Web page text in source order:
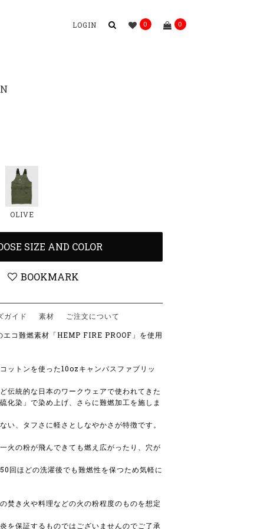
LOGIN 0 0
OLIVE
SIZE AND COLOR
BOOKMARK
ガイド 素材
ご注文について
エコ難燃素材「HEMP FIRE PROOF」を使用
ットンを使った10ozキャンバスファブリッ
伝統的な日本のワークウェアで使われてきた
化染」で染め上げ、さらに難燃加工を施しま
い、タフさに軽さとしなやかさが特徴です。
火の粉が飛んできても燃え広がったり、穴が
回ほどの洗濯後でも難燃性を保つため気軽に
焚き火や料理などの火の粉程度のものを想定
を保証するものではございませんのでご了承